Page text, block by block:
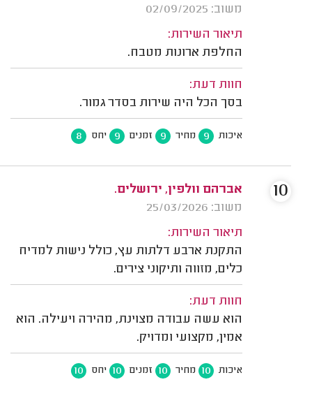
משוב: 02/09/2025
תיאור השירות:
החלפת ארונות מטבח.
חוות דעת:
בסך הכל היה שירות בסדר גמור.
איכות 9 מחיר 9 זמנים 9 יחס 8
אברהם וולפין, ירושלים.
משוב: 25/03/2026
תיאור השירות:
התקנת ארבע דלתות עץ, כולל נישות למדיח
כלים, מזווה ותיקוני צירים.
חוות דעת:
הוא עשה עבודה מצוינת, מהירה ויעילה. הוא
אמין, מקצועי ומדויק.
איכות 10 מחיר 10 זמנים 10 יחס 10
10